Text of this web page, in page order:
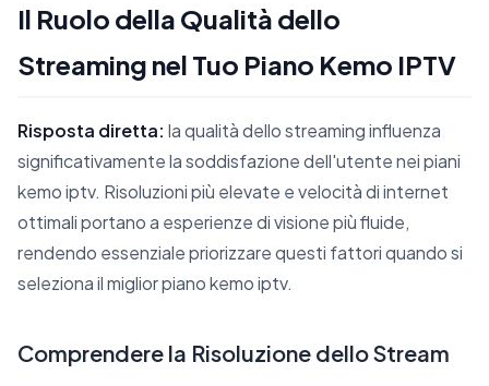
Il Ruolo della Qualità dello
Streaming nel Tuo Piano Kemo IPTV
Risposta diretta: la qualità dello streaming influenza
significativamente la soddisfazione dell'utente nei piani
kemo iptv. Risoluzioni più elevate e velocità di internet
ottimali portano a esperienze di visione più fluide,
rendendo essenziale priorizzare questi fattori quando si
seleziona il miglior piano kemo iptv.
Comprendere la Risoluzione dello Stream